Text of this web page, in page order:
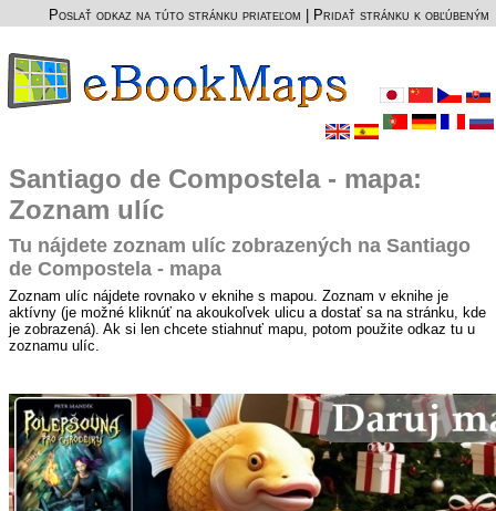
Poslať odkaz na túto stránku priateľom Pridať stránku k obľúbeným
Santiago de Compostela - mapa:
Zoznam ulíc
Tu nájdete zoznam ulíc zobrazených na Santiago
de Compostela - mapa
Zoznam ulíc nájdete rovnako v eknihe s mapou. Zoznam v eknihe je
aktívny (je možné kliknúť na akoukoľvek ulicu a dostať sa na stránku, kde
je zobrazená). Ak si len chcete stiahnuť mapu, potom použite odkaz tu u
zoznamu ulíc.